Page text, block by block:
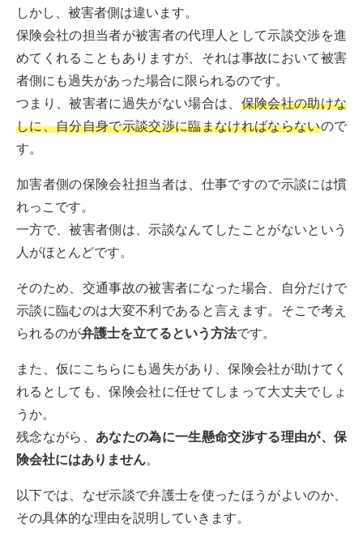
しかし、被害者側は違います。
保険会社の担当者が被害者の代理人として示談交渉を進
めてくれることもありますが、それは事故において被害
者側にも過失があった場合に限られるのです。
つまり、被害者に過失がない場合は、 保険会社の助けな
しに、自分自身で示談交渉に臨まなければならないので
す。
加害者側の保険会社担当者は、仕事ですので示談には慣
れっこです。
一方で、被害者側は、示談なんてしたことがないという
人がほとんどです。
そのため、交通事故の被害者になった場合、自分だけで
示談に臨むのは大変不利であると言えます。そこで考え
られるのが弁護士を立てるという方法です。
また、仮にこちらにも過失があり、保険会社が助けてく
れるとしても、保険会社に任せてしまって大丈夫でしょ
うか。
残念ながら、 あなたの為に一生懸命交渉する理由が、保
険会社にはありません。
以下では、なぜ示談で弁護士を使ったほうがよいのか、
その具体的な理由を説明していきます。